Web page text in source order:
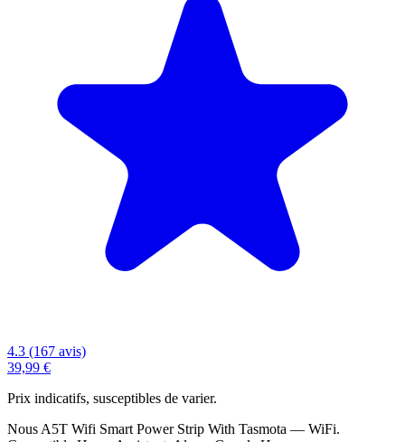
4.3 (167 avis)
39,99 €
Prix indicatifs, susceptibles de varier.
Nous A5T Wifi Smart Power Strip With Tasmota — WiFi.